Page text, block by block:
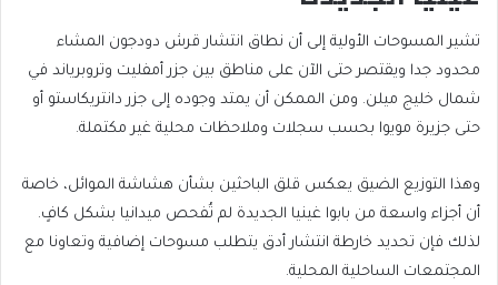
تشير المسوحات الأولية إلى أن نطاق انتشار قرش دودجون المشاء
محدود جدا ويقتصر حتى الآن على مناطق بين جزر أمفليت وتروبرياند في
شمال خليج ميلن. ومن الممكن أن يمتد وجوده إلى جزر دانتريكاستو أو
حتى جزيرة مويوا بحسب سجلات وملاحظات محلية غير مكتملة.
وهذا التوزيع الضيق يعكس قلق الباحثين بشأن هشاشة الموائل، خاصة
أن أجزاء واسعة من بابوا غينيا الجديدة لم تُفحص ميدانيا بشكل كافٍ.
لذلك فإن تحديد خارطة انتشار أدق يتطلب مسوحات إضافية وتعاونا مع
المجتمعات الساحلية المحلية.